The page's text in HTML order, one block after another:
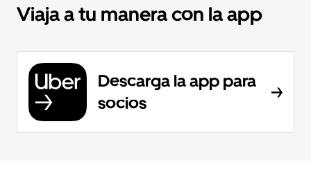
Viaja a tu manera con la app
Descarga la app para
socios